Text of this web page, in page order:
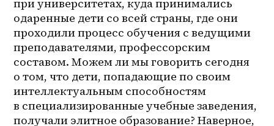
при университетах, куда принимались
одаренные дети со всей страны, где они
проходили процесс обучения с ведущими
преподавателями, профессорским
составом. Можем ли мы говорить сегодня
о том, что дети, попадающие по своим
интеллектуальным способностям
в специализированные учебные заведения,
получали элитное образование? Наверное,